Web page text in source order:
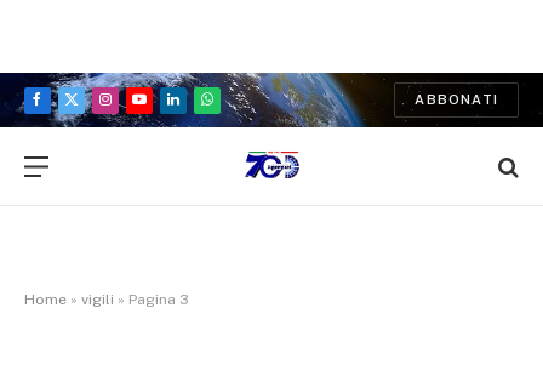
Facebook
X
Instagram
YouTubeLinkedInWhatsApp
ABBONATI
Home » vigili » Pagina 3